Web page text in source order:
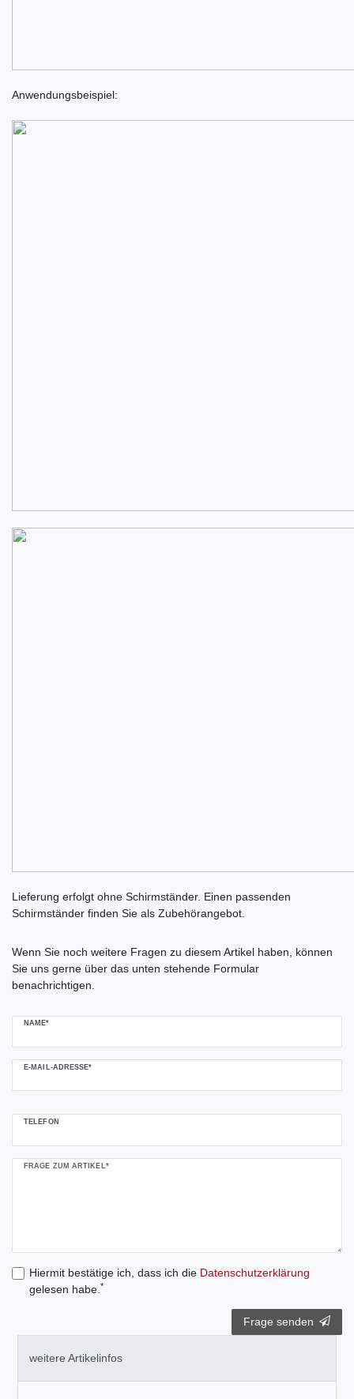
Anwendungsbeispiel:
Lieferung erfolgt ohne Schirmständer. Einen passenden
Schirmständer finden Sie als Zubehörangebot.
Wenn Sie noch weitere Fragen zu diesem Artikel haben, können
Sie uns gerne über das unten stehende Formular
benachrichtigen.
NAME*
E-MAIL-ADRESSE*
TELEFON
FRAGE ZUM ARTIKEL*
Hiermit bestätige ich, dass ich die Daten­schutz­erklärung
gelesen habe. *
Frage senden
weitere Artikelinfos